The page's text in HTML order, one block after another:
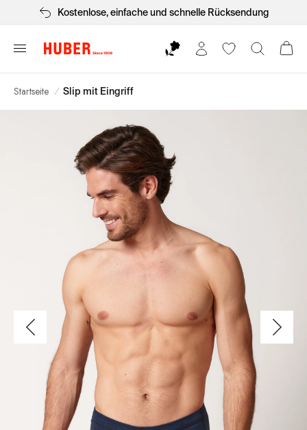
Kostenlose, einfache und schnelle Rücksendung
Startseite / Slip mit Eingriff